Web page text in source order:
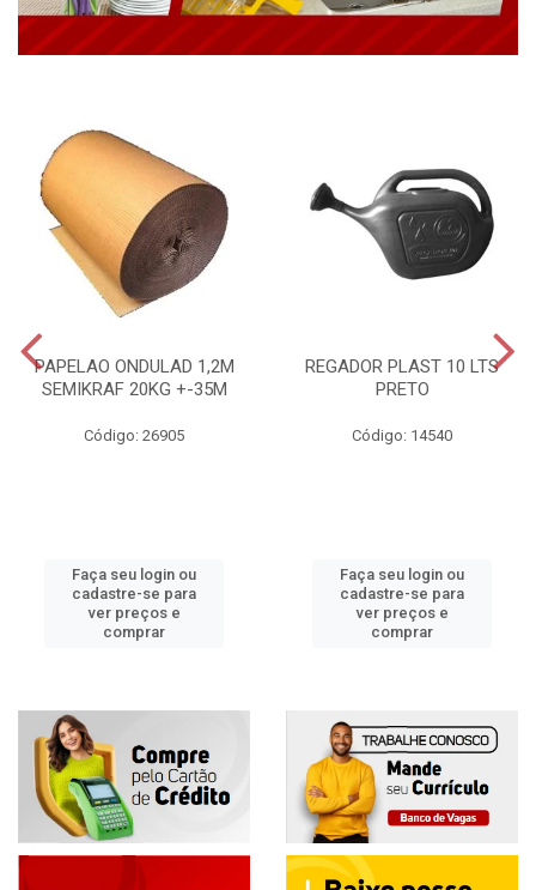
PAPELAO ONDULAD 1,2M
SEMIKRAF 20KG +-35M
Código: 26905
Faça seu login ou
cadastre-se para
ver preços e
comprar
REGADOR PLAST 10 LTS
PRETO
Código: 14540
Faça seu login ou
cadastre-se para
ver preços e
comprar